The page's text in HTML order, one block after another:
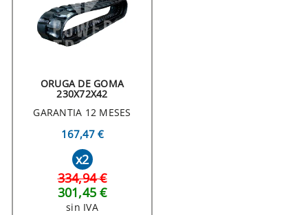
ORUGA DE GOMA
230X72X42
GARANTIA 12 MESES
167,47 €
x2
334,94 €
301,45 €
sin IVA